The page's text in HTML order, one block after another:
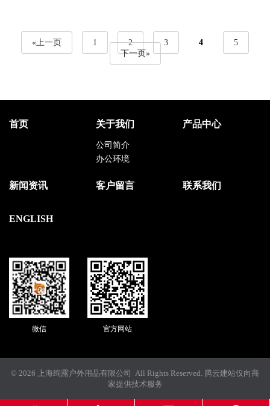
«上一页 1 2 3 4
5
下一页»
首页 关于我们
公司简介
办公环境
产品中心
新闻资讯 客户留言 联系我们
ENGLISH
微信 官方网站
© 2026 上海绚露户外用品有限公司 All Rights Reserved. 腾云建站仅向商
家提供技术服务